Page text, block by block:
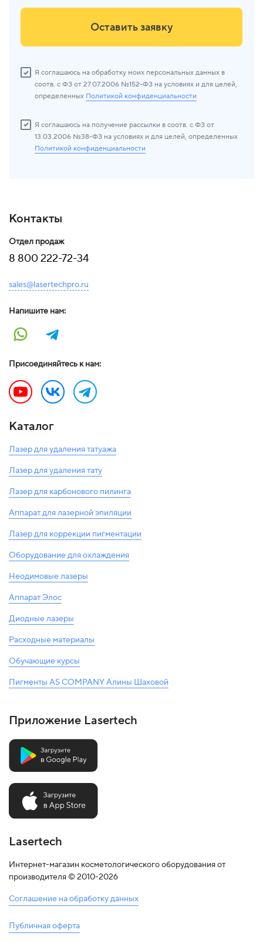
Оставить заявку
Я соглашаюсь на обработку моих персональных данных в
соотв. с ФЗ от 27.07.2006 №152-ФЗ на условиях и для целей,
определенных Политикой конфиденциальности
Я соглашаюсь на получение рассылки в соотв. с ФЗ от
13.03.2006 №38-ФЗ на условиях и для целей, определенных
Политикой конфиденциальности
Контакты
Отдел продаж
8 800 222-72-34
sales@lasertechpro.ru
Напишите нам:
Присоединяйтесь к нам:
Каталог
Лазер для удаления татуажа
Лазер для удаления тату
Лазер для карбонового пилинга
Аппарат для лазерной эпиляции
Лазер для коррекции пигментации
Оборудование для охлаждения
Неодимовые лазеры
Аппарат Элос
Диодные лазеры
Расходные материалы
Обучающие курсы
Пигменты AS COMPANY Алины Шаховой
Приложение Lasertech
Lasertech
Интернет-магазин косметологического оборудования от
производителя © 2010-2026
Соглашение на обработку данных
Публичная оферта